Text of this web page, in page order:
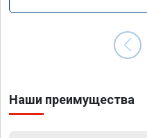
Наши преимущества